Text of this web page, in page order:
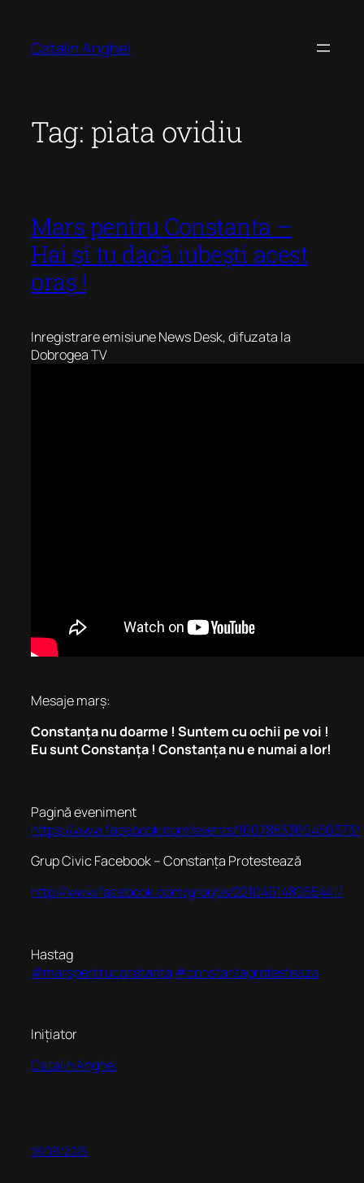
content
Catalin Anghel
Tag: piata ovidiu
Mars pentru Constanta –
Hai și tu dacă iubești acest
oraș !
Inregistrare emisiune News Desk, difuzata la
Dobrogea TV
Mesaje marș:
Constanța nu doarme ! Suntem cu ochii pe voi !
Eu sunt Constanța ! Constanța nu e numai a lor!
Pagină eveniment
https://www.facebook.com/events/1607883369450373/
Grup Civic Facebook – Constanța Protestează
http://www.facebook.com/groups/221046148055441/
Hastag
‪#‎marspentruconstanta ‪#‎constantaprotesteaza
Inițiator
Catalin Anghel
18/09/2015